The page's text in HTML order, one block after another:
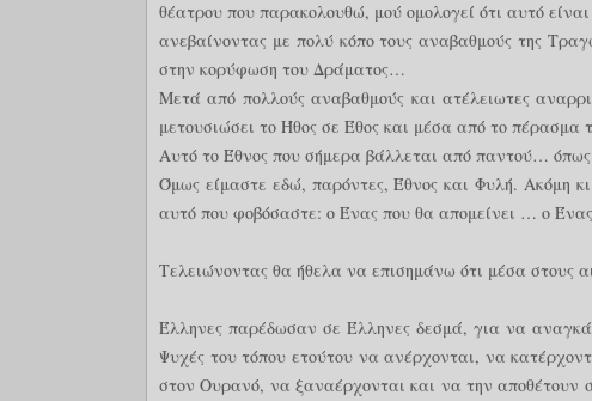
θέατρου που παρακολουθώ, μού ομολογεί ότι αυτό
ανεβαίνοντας με πολύ κόπο τους αναβαθμούς της
στην κορύφωση του Δράματος…
Μετά από πολλούς αναβαθμούς και ατέλειωτες
μετουσιώσει το Ήθος σε Έθος και μέσα από το
Αυτό το Έθνος που σήμερα βάλλεται από παντού…
Όμως είμαστε εδώ, παρόντες, Έθνος και Φυλή. Ακόμη
αυτό που φοβόσαστε: ο Ένας που θα απομείνει … ο
Τελειώνοντας θα ήθελα να επισημάνω ότι μέσα στους
Έλληνες παρέδωσαν σε Έλληνες δεσμά, για να
Ψυχές του τόπου ετούτου να ανέρχονται, να
στον Ουρανό, να ξαναέρχονται και να την αποθέτουν